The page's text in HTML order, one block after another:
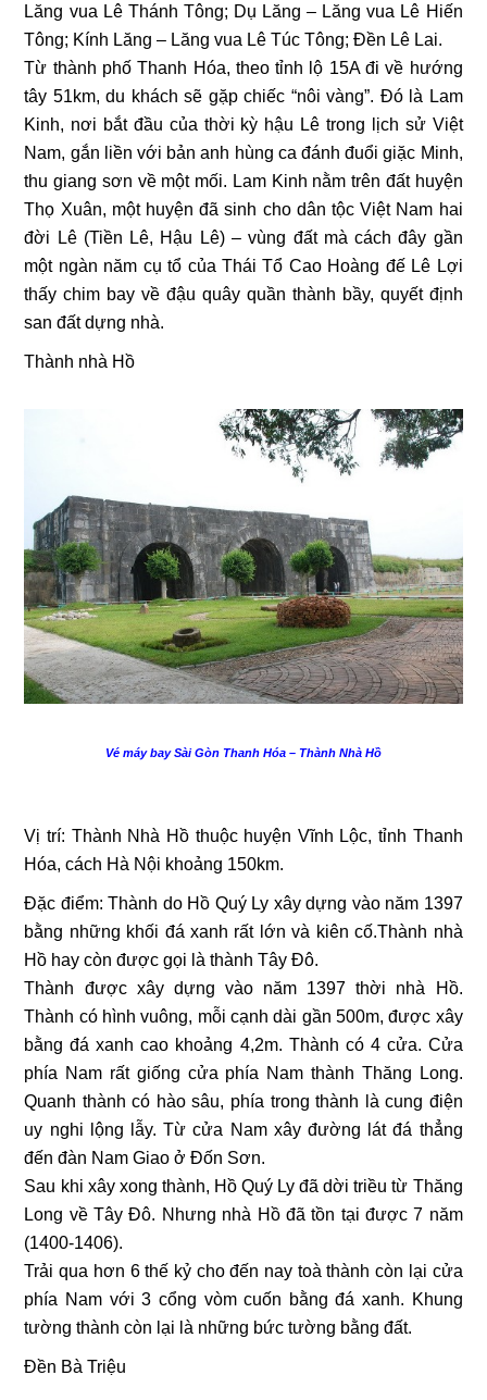
Lăng vua Lê Thánh Tông; Dụ Lăng – Lăng vua Lê Hiến
Tông; Kính Lăng – Lăng vua Lê Túc Tông; Đền Lê Lai.
Từ thành phố Thanh Hóa, theo tỉnh lộ 15A đi về hướng
tây 51km, du khách sẽ gặp chiếc “nôi vàng”. Ðó là Lam
Kinh, nơi bắt đầu của thời kỳ hậu Lê trong lịch sử Việt
Nam, gắn liền với bản anh hùng ca đánh đuổi giặc Minh,
thu giang sơn về một mối. Lam Kinh nằm trên đất huyện
Thọ Xuân, một huyện đã sinh cho dân tộc Việt Nam hai
đời Lê (Tiền Lê, Hậu Lê) – vùng đất mà cách đây gần
một ngàn năm cụ tổ của Thái Tổ Cao Hoàng đế Lê Lợi
thấy chim bay về đậu quây quần thành bầy, quyết định
san đất dựng nhà.
Thành nhà Hồ
Vé máy bay Sài Gòn Thanh Hóa – Thành Nhà Hồ
Vị trí: Thành Nhà Hồ thuộc huyện Vĩnh Lộc, tỉnh Thanh
Hóa, cách Hà Nội khoảng 150km.
Đặc điểm: Thành do Hồ Quý Ly xây dựng vào năm 1397
bằng những khối đá xanh rất lớn và kiên cố.Thành nhà
Hồ hay còn được gọi là thành Tây Ðô.
Thành được xây dựng vào năm 1397 thời nhà Hồ.
Thành có hình vuông, mỗi cạnh dài gần 500m, được xây
bằng đá xanh cao khoảng 4,2m. Thành có 4 cửa. Cửa
phía Nam rất giống cửa phía Nam thành Thăng Long.
Quanh thành có hào sâu, phía trong thành là cung điện
uy nghi lộng lẫy. Từ cửa Nam xây đường lát đá thẳng
đến đàn Nam Giao ở Ðốn Sơn.
Sau khi xây xong thành, Hồ Quý Ly đã dời triều từ Thăng
Long về Tây Ðô. Nhưng nhà Hồ đã tồn tại được 7 năm
(1400-1406).
Trải qua hơn 6 thế kỷ cho đến nay toà thành còn lại cửa
phía Nam với 3 cổng vòm cuốn bằng đá xanh. Khung
tường thành còn lại là những bức tường bằng đất.
Đền Bà Triệu